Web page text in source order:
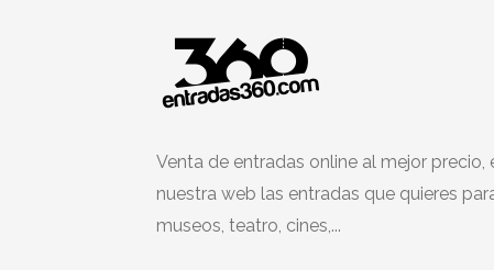
Venta de entradas online al mejor precio,
nuestra web las entradas que quieres
museos, teatro, cines,...